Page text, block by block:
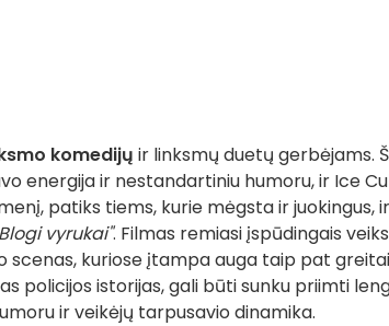
komedijų ir linksmų duetų gerbėjams.
energija ir nestandartiniu humoru, ir Ice
patiks tiems, kurie mėgsta ir juokingus,
Blogi vyrukai". Filmas remiasi įspūdingais
scenas, kuriose įtampa auga taip pat
policijos istorijas, gali būti sunku priimti
ir veikėjų tarpusavio dinamika.